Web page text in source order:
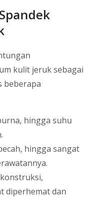
kulit jeruk sebagai
beberapa
hingga suhu
hingga sangat
diperhemat dan